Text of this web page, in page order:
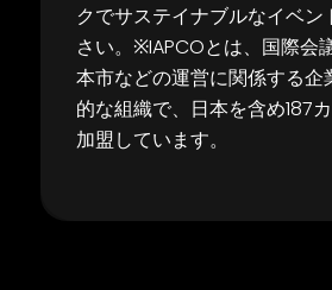
クでサステイナブルなイベン
さい。 ※IAPCOとは、国際会
本市などの運営に関係する企
的な組織で、日本を含め187
加盟しています。